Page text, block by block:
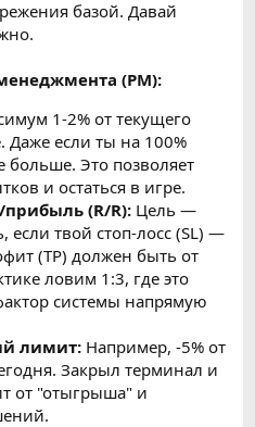
базой. Давай
(РМ):
1-2% от текущего
Даже если ты на 100%
больше. Это позволяет
и остаться в игре.
(R/R): Цель —
если твой стоп-лосс (SL) —
(TP) должен быть от
ловим 1:3, где это
системы напрямую
лимит: Например, -5% от
Закрыл терминал и
от "отыгрыша" и